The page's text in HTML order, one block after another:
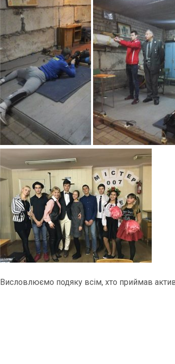
Висловлюємо подяку всім, хто приймав